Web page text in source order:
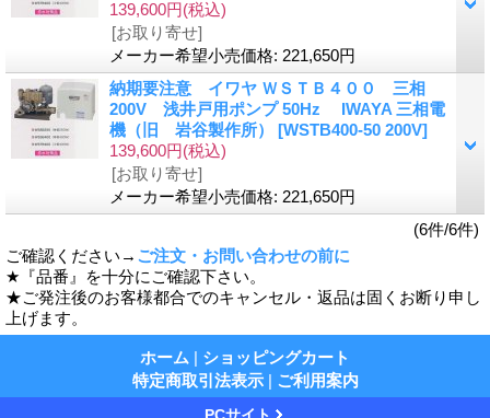
139,600円(税込)
[お取り寄せ]
メーカー希望小売価格: 221,650円
納期要注意 イワヤ ＷＳＴＢ４００ 三相
200V 浅井戸用ポンプ 50Hz IWAYA 三相電
機（旧 岩谷製作所） [WSTB400-50 200V]
139,600円(税込)
[お取り寄せ]
メーカー希望小売価格: 221,650円
(6件/6件)
ご確認ください→ ご注文・お問い合わせの前に
★『品番』を十分にご確認下さい。
★ご発注後のお客様都合でのキャンセル・返品は固くお断り申し
上げます。
ホーム | ショッピングカート
特定商取引法表示 | ご利用案内
PCサイト